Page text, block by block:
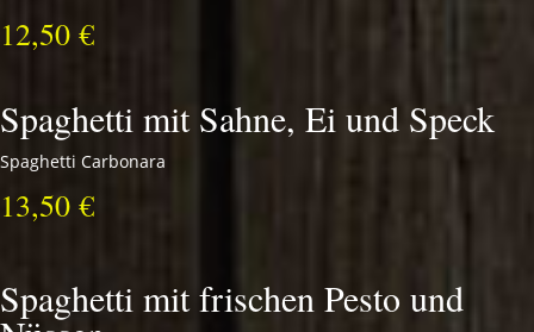
12,50 €
Spaghetti mit Sahne, Ei und Speck
Spaghetti Carbonara
13,50 €
Spaghetti mit frischen Pesto und